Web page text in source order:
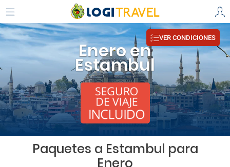
Enero en
Estambul
VER CONDICIONES
Paquetes a Estambul para
Enero